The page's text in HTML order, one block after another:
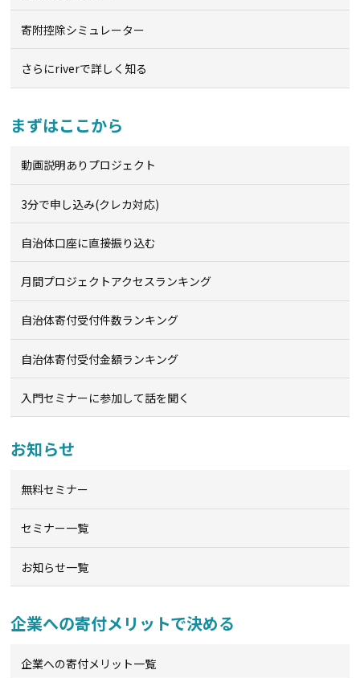
寄附控除シミュレーター
さらにriverで詳しく知る
まずはここから
動画説明ありプロジェクト
3分で申し込み(クレカ対応)
自治体口座に直接振り込む
月間プロジェクトアクセスランキング
自治体寄付受付件数ランキング
自治体寄付受付金額ランキング
入門セミナーに参加して話を聞く
お知らせ
無料セミナー
セミナー一覧
お知らせ一覧
企業への寄付メリットで決める
企業への寄付メリット一覧